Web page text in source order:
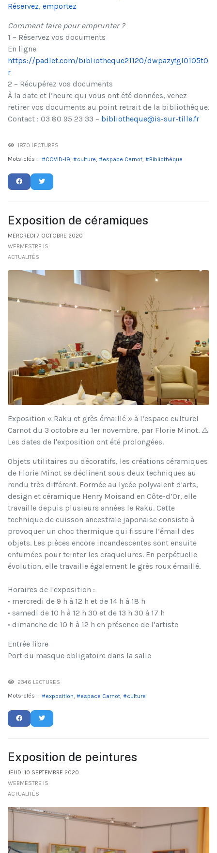
Réservez, emportez
Comment faire pour emprunter ?
1 – Réservez vos documents
En ligne
https://padlet.com/bibliotheque21120/dwpazyfgl0105t0
r
2 – Récupérez vos documents
À la date et l’heure qui vous ont été données, venez
retirer vos documents au point retrait de la bibliothèque.
Contact : 03 80 95 23 33 – bibliotheque@is-sur-tille.fr
1870 LECTURES
Mots-clés :
COVID-19 culture espace Carnot Bibliothèque
Exposition de céramiques
MERCREDI 7 OCTOBRE 2020
WEBMESTRE IS
ACTUALITÉS
Exposition « Raku et grès émaillé » à l’espace culturel
Carnot du 3 octobre au 1er novembre, par Florie Minot. ⚠️
Les dates de l'exposition ont été prolongées.
Objets utilitaires ou décoratifs, les créations céramiques
de Florie Minot se déclinent sous deux techniques au
rendu très différent. Formée au lycée polyvalent d'arts,
design et céramique Henry Moisand en Côte-d’Or, elle
travaille depuis plusieurs années le Raku. Cette
technique de cuisson ancestrale japonaise consiste à
provoquer un choc thermique qui fissure l’émail des
objets. Les pièces encore incandescentes sont ensuite
enfumées pour teinter les craquelures. En perpétuelle
évolution, elle travaille également le grès roux émaillé.
Horaires de l'exposition :
• mercredi de 9 h à 12 h et de 14 h à 18 h
• samedi de 10 h à 12 h 30 et de 13 h 30 à 17 h
• dimanche de 10 h à 12 h en présence de l’artiste
Entrée libre
Port du masque obligatoire dans la salle
2346 LECTURES
Mots-clés :
exposition espace Carnot culture
Exposition de peintures
JEUDI 10 SEPTEMBRE 2020
WEBMESTRE IS
ACTUALITÉS